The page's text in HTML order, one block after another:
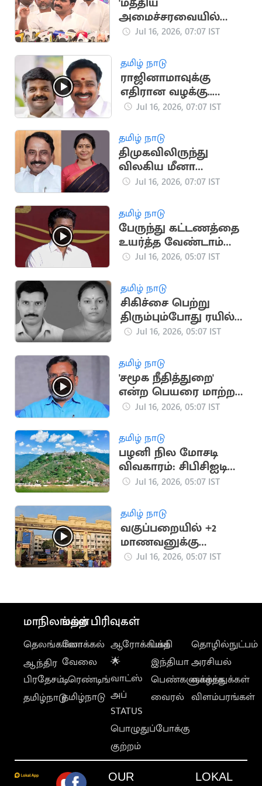
அமைச்சரவையில்
ஸ்டாலின், பழனிசாமி
Jul 16, 2026, 07:07 IST
தமிழ் நாடு
ராஜினாமாவுக்கு
எதிரான வழக்கு..
விஜயபாஸ்கர்கள்
Jul 16, 2026, 07:07 IST
தமிழ் நாடு
திமுகவிலிருந்து
விலகிய மீனா
ஜெயக்குமார்
இணைகிறார்?
Jul 16, 2026, 07:07 IST
தமிழ் நாடு
பேருந்து கட்டணத்தை
உயர்த்த வேண்டாம்
என விஜய்
Jul 16, 2026, 05:07 IST
தமிழ் நாடு
சிகிச்சை பெற்று
திரும்பும்போது ரயில்
மோதி தம்பதி பலி
Jul 16, 2026, 05:07 IST
தமிழ் நாடு
'சமூக நீதித்துறை'
என்ற பெயரை மாற்ற
வேண்டும்..
Jul 16, 2026, 05:07 IST
தமிழ் நாடு
பழனி நில மோசடி
விவகாரம்: சிபிசிஐடி
விசாரணை தீவிரம்!
Jul 16, 2026, 05:07 IST
தமிழ் நாடு
வகுப்பறையில் +2
மாணவனுக்கு
கத்திக்குத்து - 2
Jul 16, 2026, 05:07 IST
மாநிலங்கள்
தெலங்கானா
ஆந்திர
பிரதேசம்
தமிழ்நாடு
மற்ற பிரிவுகள்
லோக்கல்
வேலை
டிரெண்டிங்
தமிழ்நாடு
ஆரோக்கியம்
🌟
வாட்ஸ்
அப்
STATUS
பொழுதுப்போக்கு
குற்றம்
பக்தி
இந்தியா
பெண்களுக்காக
வைரல்
தொழில்நுட்பம்
அரசியல்
வாழ்த்துக்கள்
விளம்பரங்கள்
OUR LOKAL